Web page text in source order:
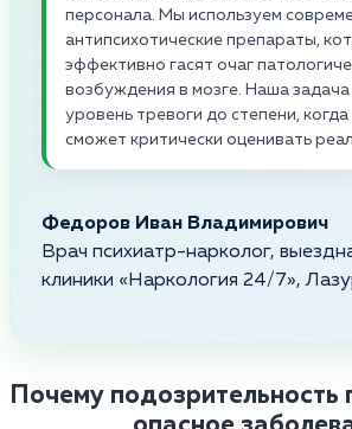
персонала. Мы используем
антипсихотические препараты,
эффективно гасят очаг
возбуждения в мозге. Наша задача
уровень тревоги до степени,
сможет критически оценивать
Федоров Иван Владимирович
Врач психиатр-нарколог,
клиники «Наркология 24/7»,
Почему подозрительность